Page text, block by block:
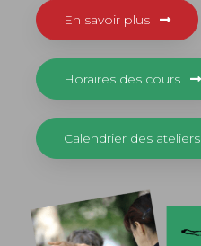
En savoir plus
Horaires des cours
Calendrier des ateliers